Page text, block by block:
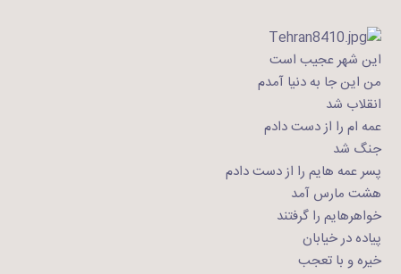
این شهر عجیب است
من این جا به دنیا آمدم
انقلاب شد
عمه ام را از دست دادم
جنگ شد
پسر عمه هایم را از دست دادم
هشت مارس آمد
خواهرهایم را گرفتند
پیاده در خیابان
خیره و با تعجب